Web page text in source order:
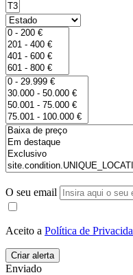
O seu email
Aceito a Política de
Enviado